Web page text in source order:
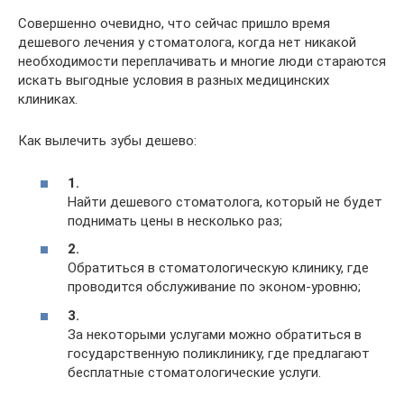
Совершенно очевидно, что сейчас пришло время
дешевого лечения у стоматолога, когда нет никакой
необходимости переплачивать и многие люди стараются
искать выгодные условия в разных медицинских
клиниках.
Как вылечить зубы дешево:
1.
Найти дешевого стоматолога, который не будет
поднимать цены в несколько раз;
2.
Обратиться в стоматологическую клинику, где
проводится обслуживание по эконом-уровню;
3.
За некоторыми услугами можно обратиться в
государственную поликлинику, где предлагают
бесплатные стоматологические услуги.